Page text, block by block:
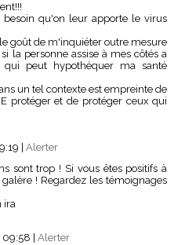
qu'on leur apporte le virus
goût de m'inquiéter outre mesure
la personne assise à mes côtés a
peut hypothéquer ma santé
un tel contexte est empreinte de
protéger et de protéger ceux qui
Alerter
sont trop ! Si vous êtes positifs à
! Regardez les témoignages
ira
Alerter